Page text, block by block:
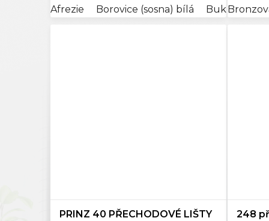
Afrezie Borovice (sosna) bílá Buk Buk
PRINZ 40 PŘECHODOVÉ LIŠTY
248